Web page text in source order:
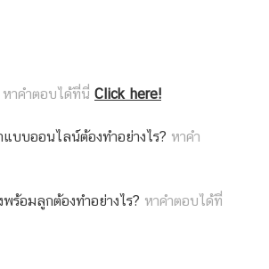
หาคำตอบได้ที่นี่ Click here!
บบออนไลน์ต้องทำอย่างไร? หาคำ
ร้อมลูกต้องทำอย่างไร? หาคำตอบได้ที่